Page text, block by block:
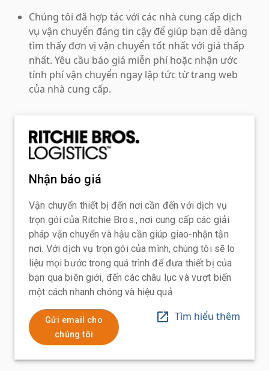
Chúng tôi đã hợp tác với các nhà cung cấp dịch
vụ vận chuyển đáng tin cậy để giúp bạn dễ dàng
tìm thấy đơn vị vận chuyển tốt nhất với giá thấp
nhất. Yêu cầu báo giá miễn phí hoặc nhận ước
tính phí vận chuyển ngay lập tức từ trang web
của nhà cung cấp.
Nhận báo giá
Vận chuyển thiết bị đến nơi cần đến với dịch vụ
trọn gói của Ritchie Bros., nơi cung cấp các giải
pháp vận chuyển và hậu cần giúp giao-nhận tận
nơi. Với dịch vụ trọn gói của mình, chúng tôi sẽ lo
liệu mọi bước trong quá trình để đưa thiết bị của
bạn qua biên giới, đến các châu lục và vượt biển
một cách nhanh chóng và hiệu quả
Gửi email cho
chúng tôi
Tìm hiểu thêm